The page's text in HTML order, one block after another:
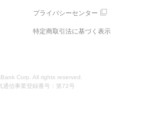
プライバシーセンター
特定商取引法に基づく表示
Corp. All rights reserved.
通信事業登録番号：第72号